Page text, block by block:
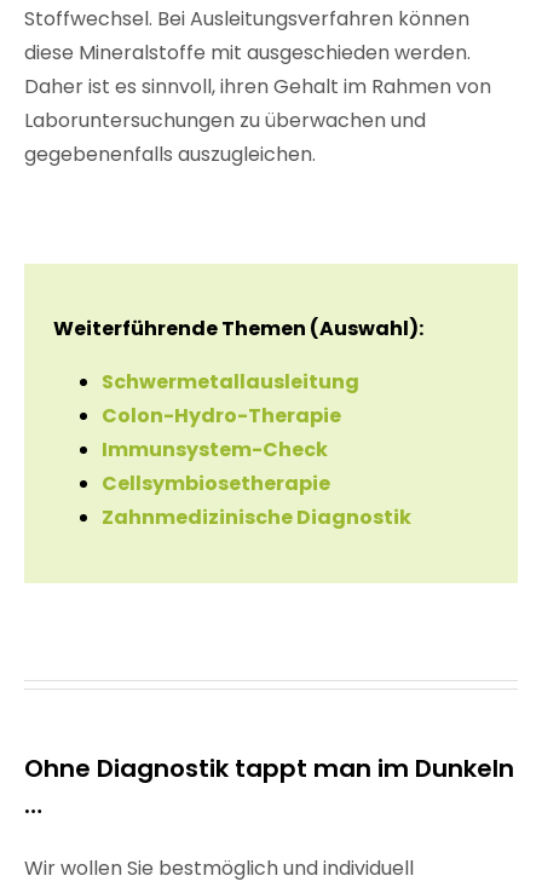
Stoffwechsel. Bei Ausleitungsverfahren können
diese Mineralstoffe mit ausgeschieden werden.
Daher ist es sinnvoll, ihren Gehalt im Rahmen von
Laboruntersuchungen zu überwachen und
gegebenenfalls auszugleichen.
Weiterführende Themen (Auswahl):
Schwermetallausleitung
Colon-Hydro-Therapie
Immunsystem-Check
Cellsymbiosetherapie
Zahnmedizinische Diagnostik
Ohne Diagnostik tappt man im Dunkeln
…
Wir wollen Sie bestmöglich undindividuell